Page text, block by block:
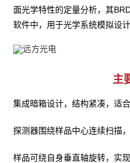
面光学特性的定量分析，其
软件中，用于光学系统模拟设计
主
集成暗箱设计，结构紧凑，适合
探测器围绕样品中心连续扫描
样品可绕自身垂直轴旋转，实